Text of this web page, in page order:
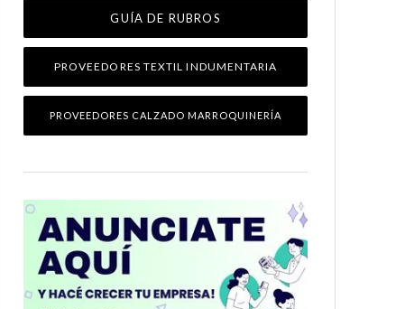
GUÍA DE RUBROS
PROVEEDORES TEXTIL INDUMENTARIA
PROVEEDORES CALZADO MARROQUINERÍA